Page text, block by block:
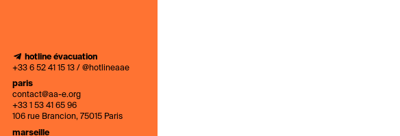
hotline évacuation
+33 6 52 41 15 13 / @hotlineaae
paris
contact@aa-e.org
+33 1 53 41 65 96
106 rue Brancion, 75015 Paris
marseille